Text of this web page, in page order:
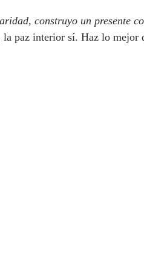
construyo un presente
paz interior sí. Haz lo mejor